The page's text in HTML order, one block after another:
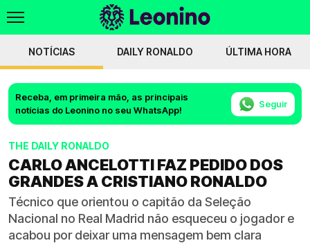
NOTÍCIAS DAILY RONALDO ÚLTIMA HORA
Receba, em primeira mão, as principais
notícias do Leonino no seu WhatsApp!
Seguir
THE DAILY RONALDO
CARLO ANCELOTTI FAZ PEDIDO DOS
GRANDES A CRISTIANO RONALDO
Técnico que orientou o capitão da Seleção
Nacional no Real Madrid não esqueceu o jogador e
acabou por deixar uma mensagem bem clara